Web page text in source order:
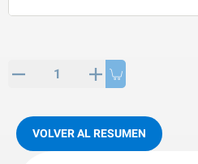
de SPP
para invierno
VOLVER AL RESUMEN